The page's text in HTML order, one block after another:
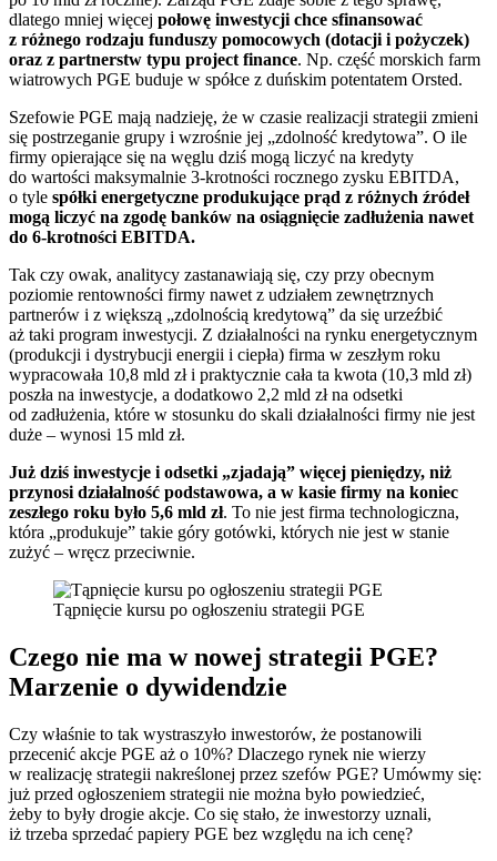
dlatego mniej więcej połowę inwestycji chce sfinansować
z różnego rodzaju funduszy pomocowych (dotacji i pożyczek)
oraz z partnerstw typu project finance. Np. część morskich farm
wiatrowych PGE buduje w spółce z duńskim potentatem Orsted.
Szefowie PGE mają nadzieję, że w czasie realizacji strategii zmieni
się postrzeganie grupy i wzrośnie jej „zdolność kredytowa”. O ile
firmy opierające się na węglu dziś mogą liczyć na kredyty
do wartości maksymalnie 3-krotności rocznego zysku EBITDA,
o tyle spółki energetyczne produkujące prąd z różnych źródeł
mogą liczyć na zgodę banków na osiągnięcie zadłużenia nawet
do 6-krotności EBITDA.
Tak czy owak, analitycy zastanawiają się, czy przy obecnym
poziomie rentowności firmy nawet z udziałem zewnętrznych
partnerów i z większą „zdolnością kredytową” da się urzeźbić
aż taki program inwestycji. Z działalności na rynku energetycznym
(produkcji i dystrybucji energii i ciepła) firma w zeszłym roku
wypracowała 10,8 mld zł i praktycznie cała ta kwota (10,3 mld zł)
poszła na inwestycje, a dodatkowo 2,2 mld zł na odsetki
od zadłużenia, które w stosunku do skali działalności firmy nie jest
duże – wynosi 15 mld zł.
Już dziś inwestycje i odsetki „zjadają” więcej pieniędzy, niż
przynosi działalność podstawowa, a w kasie firmy na koniec
zeszłego roku było 5,6 mld zł. To nie jest firma technologiczna,
która „produkuje” takie góry gotówki, których nie jest w stanie
zużyć – wręcz przeciwnie.
Tąpnięcie kursu po ogłoszeniu strategii PGE
Czego nie ma w nowej strategii PGE?
Marzenie o dywidendzie
Czy właśnie to tak wystraszyło inwestorów, że postanowili
przecenić akcje PGE aż o 10%? Dlaczego rynek nie wierzy
w realizację strategii nakreślonej przez szefów PGE? Umówmy się:
już przed ogłoszeniem strategii nie można było powiedzieć,
żeby to były drogie akcje. Co się stało, że inwestorzy uznali,
iż trzeba sprzedać papiery PGE bez względu na ich cenę?